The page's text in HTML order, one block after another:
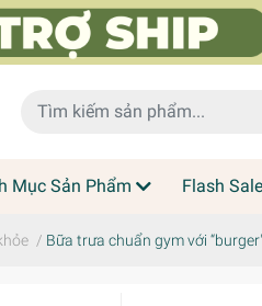
Mục Sản Phẩm Flash Sale
/ Bữa trưa chuẩn gym với